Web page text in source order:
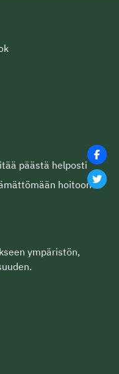
päästä helposti
hoitoon
ympäristön,